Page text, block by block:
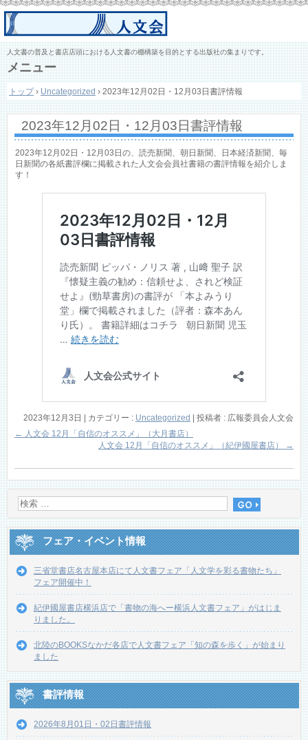
人文書の普及と書店店頭における人文書の棚構築を目的とする出版社の集まりです。
メニュー
ン
ン
へ
トップ › Uncategorized › 2023年12月02日・12月03日書評情報
2023年12月02日・12月03日書評情報
2023年12月02日・12月03日の、読売新聞、朝日新聞、日本経済新聞、毎
日新聞の各紙書評欄に掲載された人文会会員社書籍の書評情報を紹介しま
す！
2023年12月3日 | カテゴリー : Uncategorized | 投稿者 : 広報委員会人文会
← 人文会 12月「自信のオススメ」（大月書店）
人文会 12月「自信のオススメ」（紀伊國屋書店）
→
フェア・イベント情報
三省堂書店名古屋本店にて人文書フェア「人文学を彩る書物たち」
フェア開催中！
紀伊國屋書店横浜店で「書物の海へー横浜人文書フェア」がはじま
りました。
北陸のBOOKSなかだ各店で人文書フェア「知の森を歩く」が始まり
ました
書評情報
2026年8月01日・02日書評情報